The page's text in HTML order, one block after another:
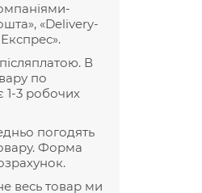
«Delivery-
В
по
1-3 робочих
погодять
Форма
весь товар ми